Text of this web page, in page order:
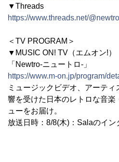
▼Threads
https://www.threads.net/
＜TV PROGRAM＞
▼MUSIC ON! TV（エムオン!）
「Newtro-ニュートロ-」
https://www.m-on.jp/program/
ミュージックビデオ、アーテ
響を受けた日本のレトロな音
ューをお届け。
放送日時：8/8(木)：Salaのイン